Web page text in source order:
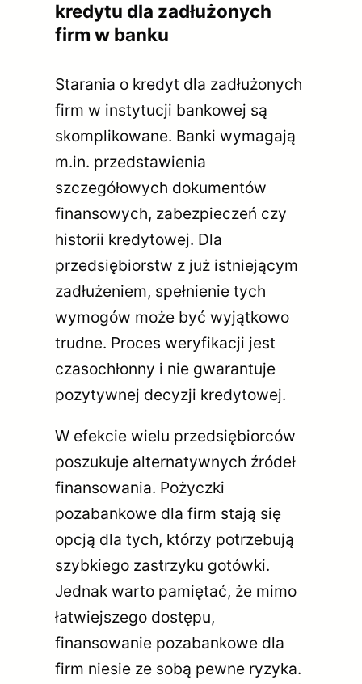
kredytu dla zadłużonych
firm w banku
Starania o kredyt dla zadłużonych
firm w instytucji bankowej są
skomplikowane. Banki wymagają
m.in. przedstawienia
szczegółowych dokumentów
finansowych, zabezpieczeń czy
historii kredytowej. Dla
przedsiębiorstw z już istniejącym
zadłużeniem, spełnienie tych
wymogów może być wyjątkowo
trudne. Proces weryfikacji jest
czasochłonny i nie gwarantuje
pozytywnej decyzji kredytowej.
W efekcie wielu przedsiębiorców
poszukuje alternatywnych źródeł
finansowania. Pożyczki
pozabankowe dla firm stają się
opcją dla tych, którzy potrzebują
szybkiego zastrzyku gotówki.
Jednak warto pamiętać, że mimo
łatwiejszego dostępu,
finansowanie pozabankowe dla
firm niesie ze sobą pewne ryzyka.